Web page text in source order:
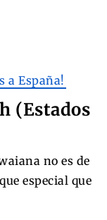
a España!
(Estados
no es de
especial que